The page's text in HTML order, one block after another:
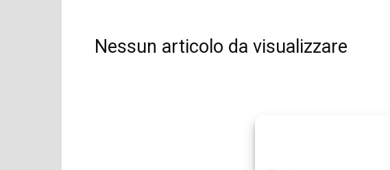
Nessun articolo da visualizzare